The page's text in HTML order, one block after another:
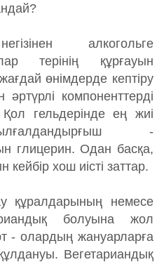
алкогольге
терінің құрғауын
өнімдерде кептіру
компоненттерді
гельдерінде ең жиі
-
глицерин. Одан басқа,
хош иісті заттар.
құралдарының немесе
болуына жол
- олардың жануарларға
Вегетариандық